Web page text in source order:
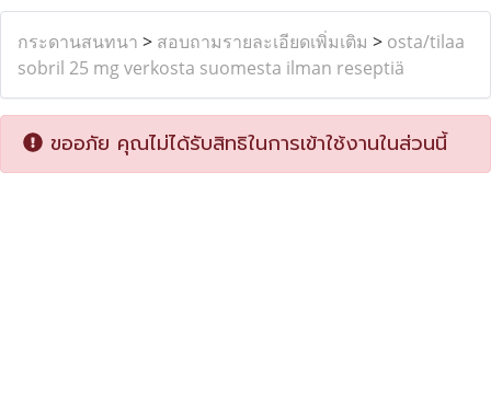
กระดานสนทนา > สอบถามรายละเอียดเพิ่มเติม > osta/tilaa
sobril 25 mg verkosta suomesta ilman reseptiä
ขออภัย คุณไม่ได้รับสิทธิในการเข้าใช้งานในส่วนนี้